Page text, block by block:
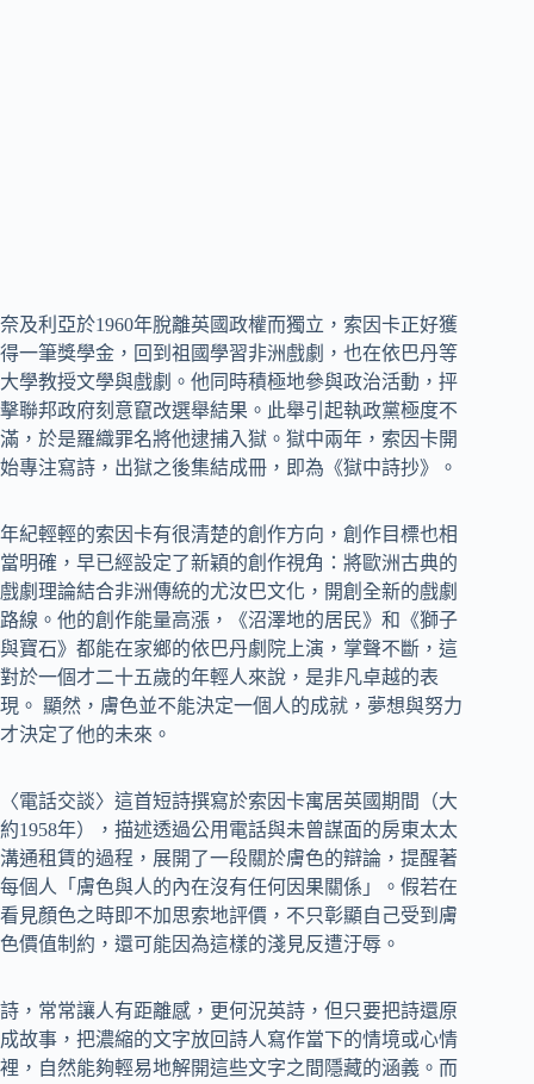
奈及利亞於1960年脫離英國政權而獨立，索因卡正好獲
得一筆獎學金，回到祖國學習非洲戲劇，也在依巴丹等
大學教授文學與戲劇。他同時積極地參與政治活動，抨
擊聯邦政府刻意竄改選舉結果。此舉引起執政黨極度不
滿，於是羅織罪名將他逮捕入獄。獄中兩年，索因卡開
始專注寫詩，出獄之後集結成冊，即為《獄中詩抄》。
年紀輕輕的索因卡有很清楚的創作方向，創作目標也相
當明確，早已經設定了新穎的創作視角：將歐洲古典的
戲劇理論結合非洲傳統的尤汝巴文化，開創全新的戲劇
路線。他的創作能量高漲，《沼澤地的居民》和《獅子
與寶石》都能在家鄉的依巴丹劇院上演，掌聲不斷，這
對於一個才二十五歲的年輕人來說，是非凡卓越的表
現。 顯然，膚色並不能決定一個人的成就，夢想與努力
才決定了他的未來。
〈電話交談〉這首短詩撰寫於索因卡寓居英國期間（大
約1958年），描述透過公用電話與未曾謀面的房東太太
溝通租賃的過程，展開了一段關於膚色的辯論，提醒著
每個人「膚色與人的內在沒有任何因果關係」。假若在
看見顏色之時即不加思索地評價，不只彰顯自己受到膚
色價值制約，還可能因為這樣的淺見反遭汙辱。
詩，常常讓人有距離感，更何況英詩，但只要把詩還原
成故事，把濃縮的文字放回詩人寫作當下的情境或心情
裡，自然能夠輕易地解開這些文字之間隱藏的涵義。而